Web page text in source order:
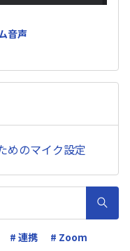
音声
めのマイク設定
# 連携 # Zoom